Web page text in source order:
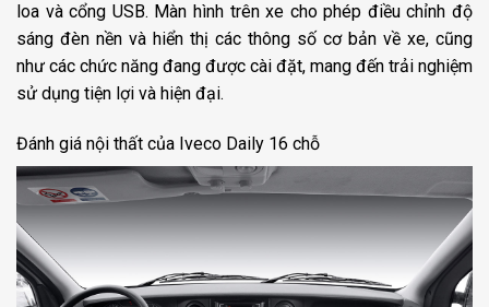
loa và cổng USB. Màn hình trên xe cho phép điều chỉnh độ
sáng đèn nền và hiển thị các thông số cơ bản về xe, cũng
như các chức năng đang được cài đặt, mang đến trải nghiệm
sử dụng tiện lợi và hiện đại.
Đánh giá nội thất của Iveco Daily 16 chỗ